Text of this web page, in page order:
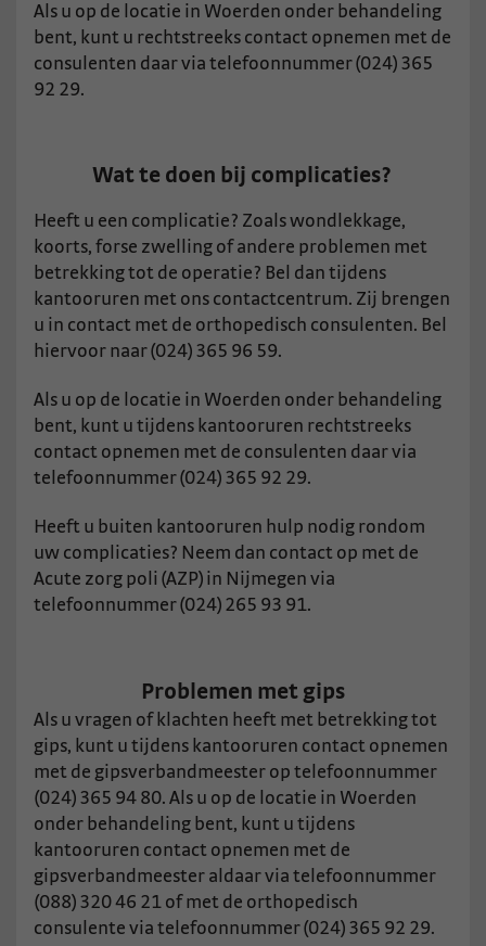
Als u op de locatie in Woerden onder behandeling
bent, kunt u rechtstreeks contact opnemen met de
consulenten daar via telefoonnummer (024) 365
92 29.
Wat te doen bij complicaties?
Heeft u een complicatie? Zoals wondlekkage,
koorts, forse zwelling of andere problemen met
betrekking tot de operatie? Bel dan tijdens
kantooruren met ons contactcentrum. Zij brengen
u in contact met de orthopedisch consulenten. Bel
hiervoor naar (024) 365 96 59.
Als u op de locatie in Woerden onder behandeling
bent, kunt u tijdens kantooruren rechtstreeks
contact opnemen met de consulenten daar via
telefoonnummer (024) 365 92 29.
Heeft u buiten kantooruren hulp nodig rondom
uw complicaties? Neem dan contact op met de
Acute zorg poli (AZP) in Nijmegen via
telefoonnummer (024) 265 93 91.
Problemen met gips
Als u vragen of klachten heeft met betrekking tot
gips, kunt u tijdens kantooruren contact opnemen
met de gipsverbandmeester op telefoonnummer
(024) 365 94 80. Als u op de locatie in Woerden
onder behandeling bent, kunt u tijdens
kantooruren contact opnemen met de
gipsverbandmeester aldaar via telefoonnummer
(088) 320 46 21 of met de orthopedisch
consulente via telefoonnummer (024) 365 92 29.